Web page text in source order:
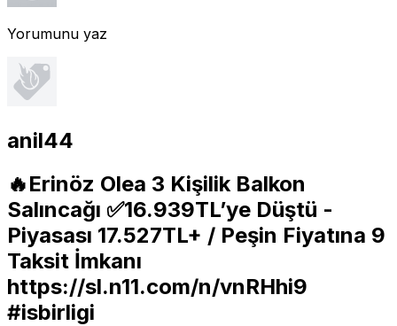
Yorumunu yaz
anil44
🔥Erinöz Olea 3 Kişilik Balkon
Salıncağı ✅16.939TL’ye Düştü -
Piyasası 17.527TL+ / Peşin Fiyatına 9
Taksit İmkanı
https://sl.n11.com/n/vnRHhi9
#isbirligi